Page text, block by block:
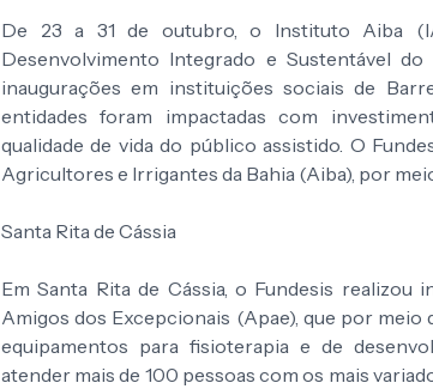
De 23 a 31 de outubro, o Instituto Aiba
Desenvolvimento Integrado e Sustentável
inaugurações em instituições sociais de
entidades foram impactadas com
qualidade de vida do público assistido. O
Agricultores e Irrigantes da Bahia (Aiba), por
Santa Rita de Cássia
Em Santa Rita de Cássia, o Fundesis realizou
Amigos dos Excepcionais (Apae), que por
equipamentos para fisioterapia e de
atender mais de 100 pessoas com os mais